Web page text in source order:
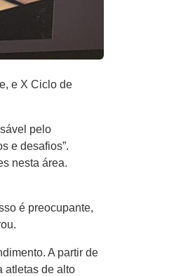
e X Ciclo de
pelo
e desafios”.
nesta área.
é preocupante,
A partir de
atletas de alto